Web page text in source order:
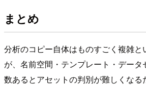
まとめ
分析のコピー自体はものすごく複雑と
が、名前空間・テンプレート・デー
数あるとアセットの判別が難しくなる